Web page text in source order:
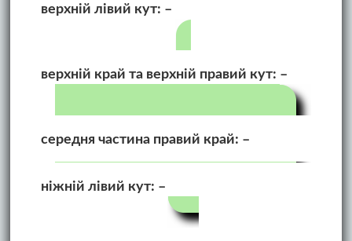
верхній лівий кут:
верхній край та верхній правий кут:
середня частина правий край:
ніжній лівий кут: